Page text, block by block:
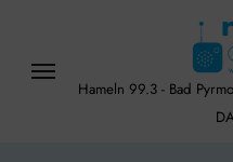
content
Hameln 99.3 - Bad